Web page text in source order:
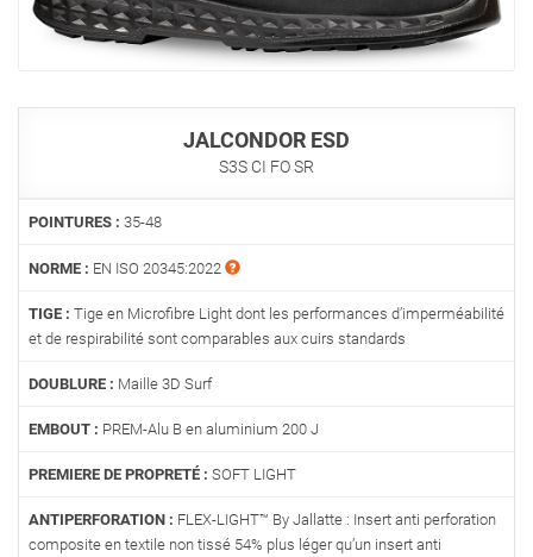
JALCONDOR ESD
S3S CI FO SR
POINTURES : 35-48
NORME : EN ISO 20345:2022
TIGE : Tige en Microfibre Light dont les performances d’imperméabilité
et de respirabilité sont comparables aux cuirs standards
DOUBLURE : Maille 3D Surf
EMBOUT : PREM-Alu B en aluminium 200 J
PREMIERE DE PROPRETÉ : SOFT LIGHT
ANTIPERFORATION : FLEX-LIGHT™ By Jallatte : Insert anti perforation
composite en textile non tissé 54% plus léger qu’un insert anti